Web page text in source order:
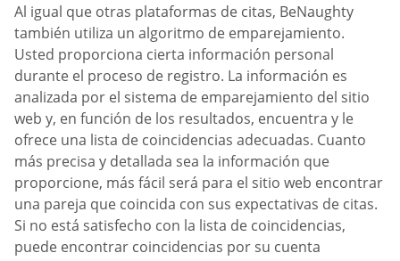
Al igual que otras plataformas de citas, BeNaughty
también utiliza un algoritmo de emparejamiento.
Usted proporciona cierta información personal
durante el proceso de registro. La información es
analizada por el sistema de emparejamiento del sitio
web y, en función de los resultados, encuentra y le
ofrece una lista de coincidencias adecuadas. Cuanto
más precisa y detallada sea la información que
proporcione, más fácil será para el sitio web encontrar
una pareja que coincida con sus expectativas de citas.
Si no está satisfecho con la lista de coincidencias,
puede encontrar coincidencias por su cuenta